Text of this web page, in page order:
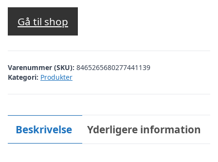
Gå til shop
Varenummer (SKU): 8465265680277441139
Kategori: Produkter
Beskrivelse Yderligere information